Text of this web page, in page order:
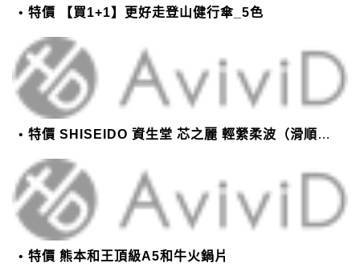
特價 【買1+1】更好走登山健行傘_5色
特價 SHISEIDO 資生堂 芯之麗 輕縈柔波（滑順潤澤）護髮乳 1000g
特價 熊本和王頂級A5和牛火鍋片